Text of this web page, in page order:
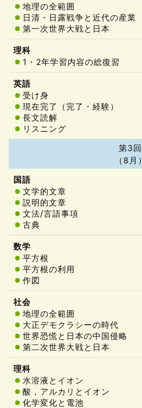
地理の全範囲
日清・日露戦争と近代の産業
第一次世界大戦と日本
1・2年学習内容の総復習
受け身
現在完了（完了・経験）
長文読解
リスニング
第3回
（8月）
文学的文章
説明的文章
文法/言語事項
古典
平方根
平方根の利用
作図
地理の全範囲
大正デモクラシーの時代
世界恐慌と日本の中国侵略
第二次世界大戦と日本
水溶液とイオン
酸，アルカリとイオン
化学変化と電池